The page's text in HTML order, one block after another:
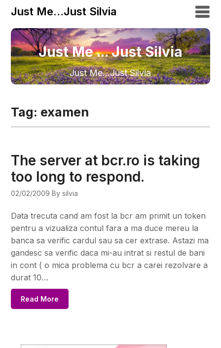
Just Me…Just Silvia
Just Me ... Just Silvia
Just Me…Just Silvia
Tag: examen
The server at bcr.ro is taking
too long to respond.
02/02/2009 By silvia
Data trecuta cand am fost la bcr am primit un token
pentru a vizualiza contul fara a ma duce mereu la
banca sa verific cardul sau sa cer extrase. Astazi ma
gandesc sa verific daca mi-au intrat si restul de bani
in cont ( o mica problema cu bcr a carei rezolvare a
durat 10…
Read More